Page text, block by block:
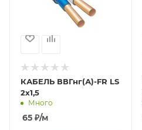
КАБЕЛЬ ВВГнг(А)-FR LS
2х1,5
Много
65 ₽/м